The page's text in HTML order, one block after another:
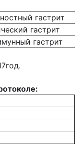
гастрит
гастрит
гастрит